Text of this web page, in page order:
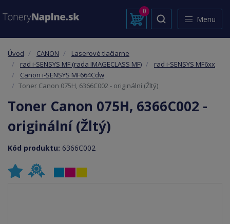
0
Menu
Úvod CANON
Laserové tlačiarne
rad i-SENSYS MF (rada IMAGECLASS MF)
rad i-SENSYS MF6xx
Canon i-SENSYS MF664Cdw
Toner Canon 075H, 6366C002 - originální (Žltý)
Toner Canon 075H, 6366C002 -
originální (Žltý)
Kód produktu: 6366C002